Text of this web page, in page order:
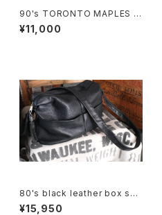
90's TORONTO MAPLES L
EAFS black cotton Tee "M
ade in CANADA"
¥11,000
80's black leather box sho
ulder Bag w/ tassel accent
¥15,950